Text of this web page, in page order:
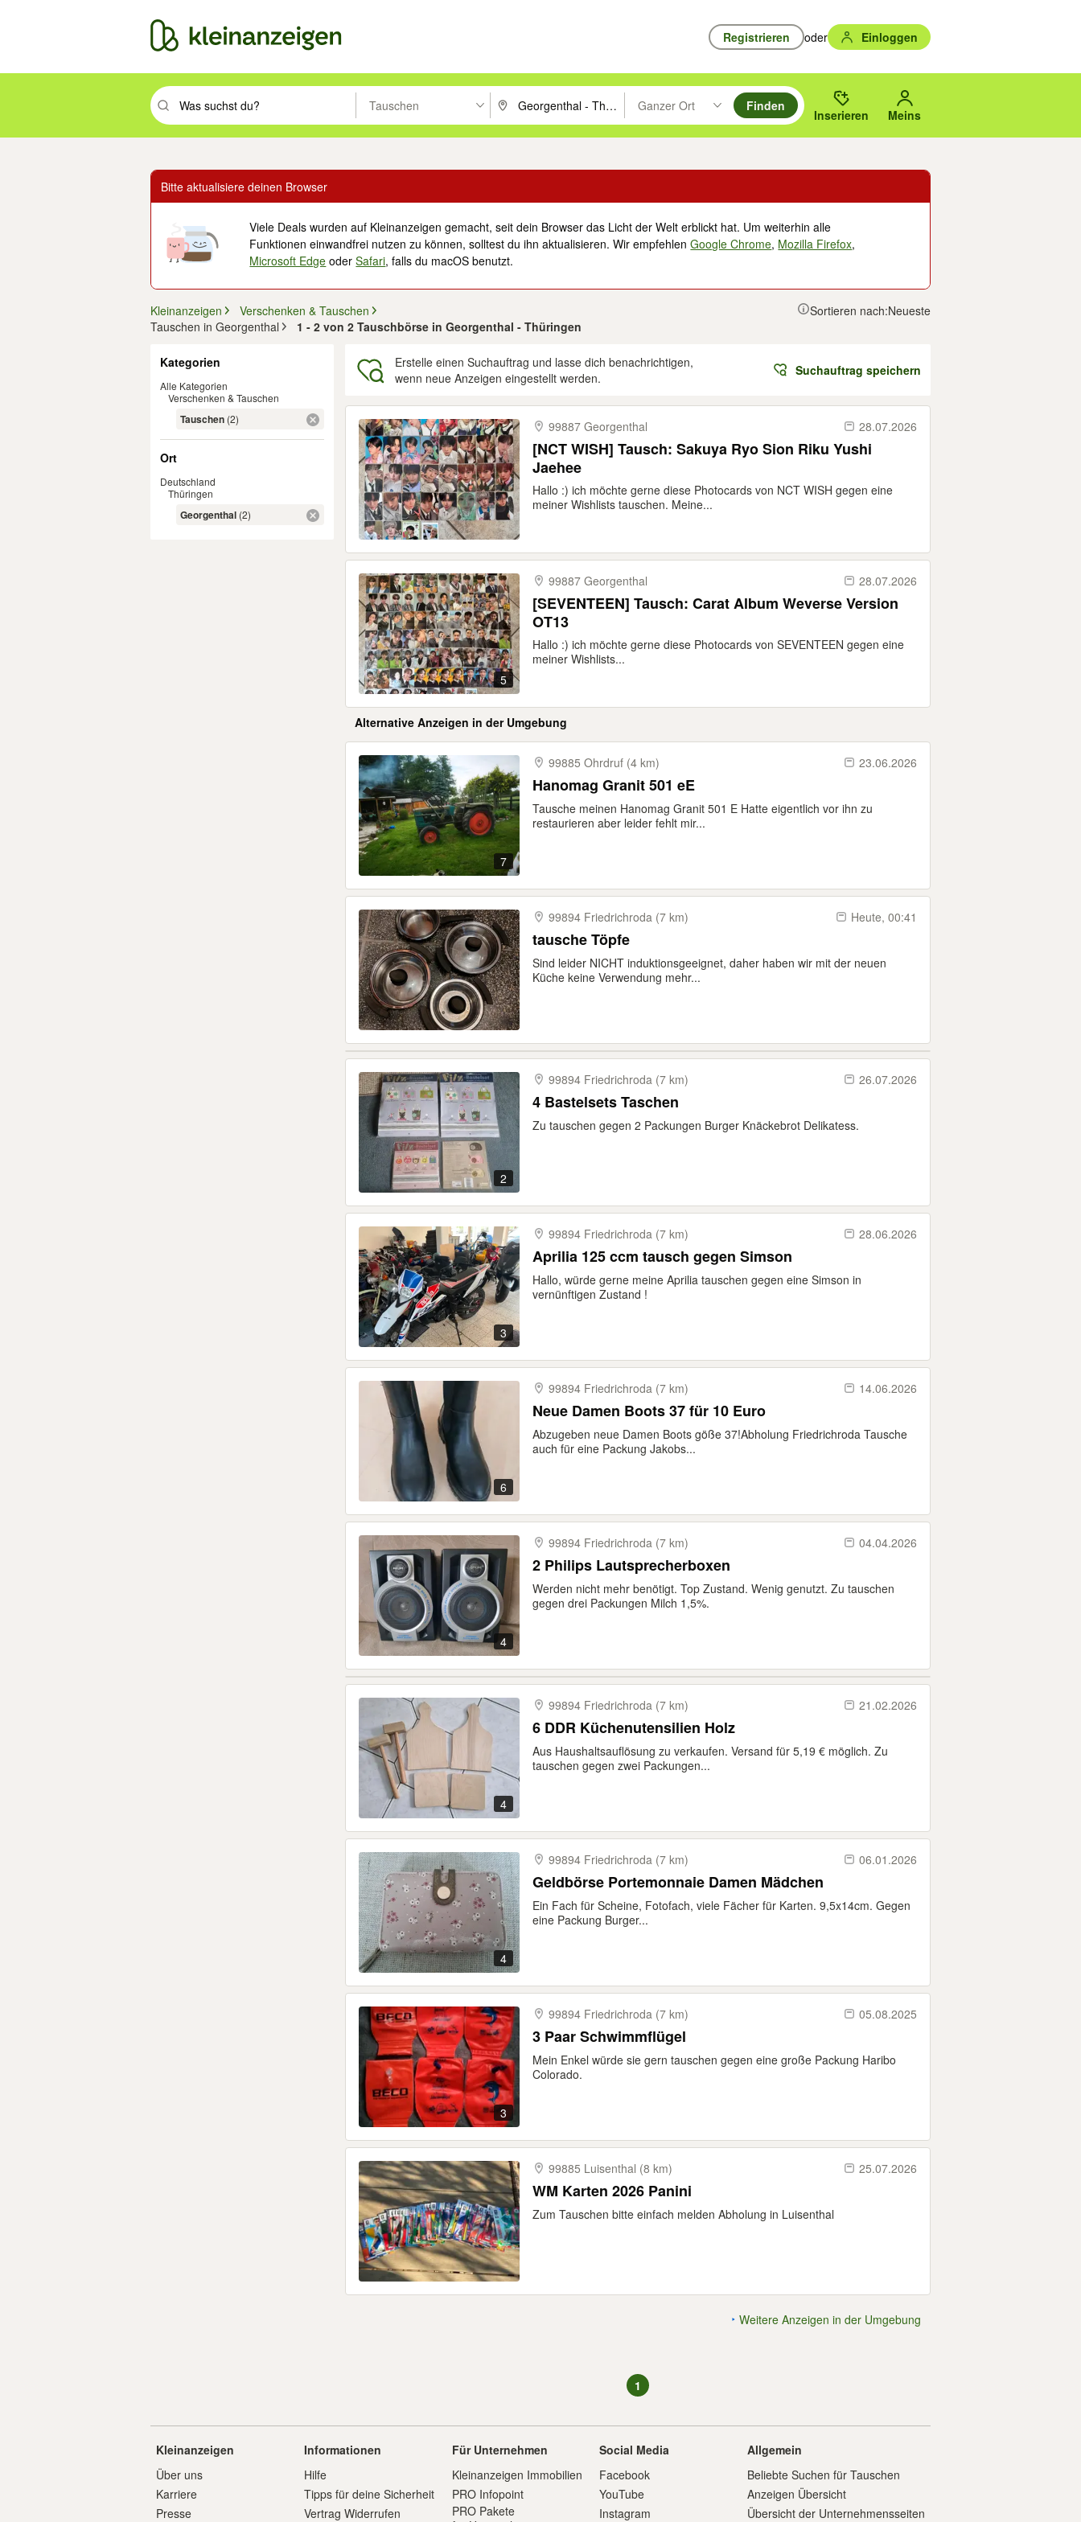
Registrieren oder Einloggen
Suchbegriff eingeben. Eingabetaste drücken um zu suchen, oder Vorschläge mit den Pfeiltasten nach oben/unten durchsuchen und mit Eingabetaste auswählen.
Tauschen PLZ oder Ort eingeben. Eingabetaste drücken um zu suchen, oder Vorschläge mit den Pfeiltasten nach oben/
Ganzer Ort
Suche im Umkreis des gewählten Orts oder PLZ.
Finden
Inserieren Meins
Bitte aktualisiere deinen Browser
Viele Deals wurden auf Kleinanzeigen gemacht, seit dein Browser das Licht der Welt erblickt hat. Um weiterhin alle
Funktionen einwandfrei nutzen zu können, solltest du ihn aktualisieren. Wir empfehlenGoogle Chrome, Mozilla Firefox,
Microsoft Edge oderSafari, falls du macOS benutzt.
Kleinanzeigen
Verschenken & Tauschen
Tauschen in Georgenthal
1 - 2 von 2 Tauschbörse in Georgenthal - Thüringen
Sortieren nach:Neueste
Kategorien
Alle Kategorien
Verschenken & Tauschen
Tauschen (2)
Ort
Deutschland
Thüringen
Georgenthal (2)
Erstelle einen Suchauftrag und lasse dich benachrichtigen,
wenn neue Anzeigen eingestellt werden.
Suchauftrag speichern
99887 Georgenthal
28.07.2026
[NCT WISH] Tausch: Sakuya Ryo Sion Riku Yushi
Jaehee
Hallo :) ich möchte gerne diese Photocards von NCT WISH gegen eine
meiner Wishlists tauschen. Meine...
5
99887 Georgenthal 28.07.2026
[SEVENTEEN] Tausch: Carat Album Weverse Version
OT13
Hallo :) ich möchte gerne diese Photocards von SEVENTEEN gegen eine
meiner Wishlists...
Alternative Anzeigen in der Umgebung
7
99885 Ohrdruf (4 km) 23.06.2026
Hanomag Granit 501 eE
Tausche meinen Hanomag Granit 501 E Hatte eigentlich vor ihn zu
restaurieren aber leider fehlt mir...
99894 Friedrichroda (7 km) Heute, 00:41
tausche Töpfe
Sind leider NICHT induktionsgeeignet, daher haben wir mit der neuen
Küche keine Verwendung mehr...
2
99894 Friedrichroda (7 km) 26.07.2026
4 Bastelsets Taschen
Zu tauschen gegen 2 Packungen Burger Knäckebrot Delikatess.
3
99894 Friedrichroda (7 km) 28.06.2026
Aprilia 125 ccm tausch gegen Simson
Hallo, würde gerne meine Aprilia tauschen gegen eine Simson in
vernünftigen Zustand !
6
99894 Friedrichroda (7 km) 14.06.2026
Neue Damen Boots 37 für 10 Euro
Abzugeben neue Damen Boots göße 37!Abholung Friedrichroda Tausche
auch für eine Packung Jakobs...
4
99894 Friedrichroda (7 km) 04.04.2026
2 Philips Lautsprecherboxen
Werden nicht mehr benötigt. Top Zustand. Wenig genutzt. Zu tauschen
gegen drei Packungen Milch 1,5%.
4
99894 Friedrichroda (7 km) 21.02.2026
6 DDR Küchenutensilien Holz
Aus Haushaltsauflösung zu verkaufen. Versand für 5,19 € möglich. Zu
tauschen gegen zwei Packungen...
4
99894 Friedrichroda (7 km) 06.01.2026
Geldbörse Portemonnaie Damen Mädchen
Ein Fach für Scheine, Fotofach, viele Fächer für Karten. 9,5x14cm. Gegen
eine Packung Burger...
3
99894 Friedrichroda (7 km) 05.08.2025
3 Paar Schwimmflügel
Mein Enkel würde sie gern tauschen gegen eine große Packung Haribo
Colorado.
99885 Luisenthal (8 km) 25.07.2026
WM Karten 2026 Panini
Zum Tauschen bitte einfach melden Abholung in Luisenthal
Weitere Anzeigen in der Umgebung
1
Kleinanzeigen
Über uns
Karriere
Presse
Informationen
Hilfe
Tipps für deine Sicherheit
Vertrag Widerrufen
Für Unternehmen
Kleinanzeigen Immobilien
PRO Infopoint
PRO Pakete
Social Media
Facebook
YouTube
Instagram
Allgemein
Beliebte Suchen für Tauschen
Anzeigen Übersicht
Übersicht der Unternehmensseiten